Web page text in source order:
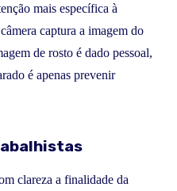
mais específica à
captura a imagem do
de rosto é dado pessoal,
é apenas prevenir
clareza a finalidade da